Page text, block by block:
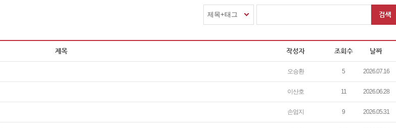
제목+태그
오승환 5 2026.07.16
이산호 11 2026.06.28
손엄지 9 2026.05.31